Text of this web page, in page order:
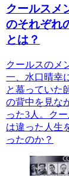
クールスメ
のそれぞれ
とは？
クールスのメ
一、水口晴幸
と慕っていた
の背中を見な
った3人。ク
は違った人生
ったのか？